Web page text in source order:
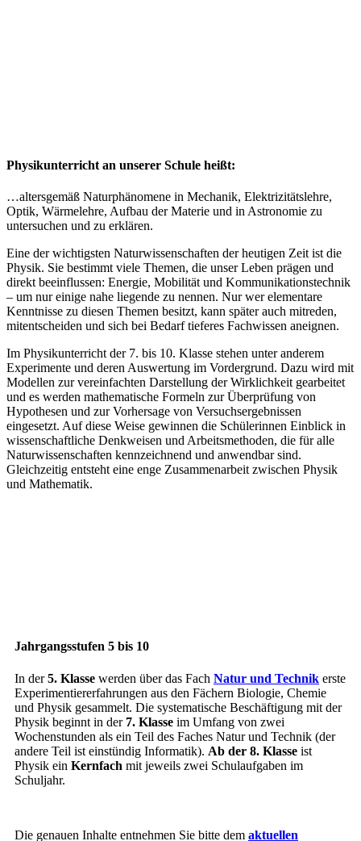
Physikunterricht an unserer Schule heißt:
…altersgemäß Naturphänomene in Mechanik, Elektrizitätslehre,
Optik, Wärmelehre, Aufbau der Materie und in Astronomie zu
untersuchen und zu erklären.
Eine der wichtigsten Naturwissenschaften der heutigen Zeit ist die
Physik. Sie bestimmt viele Themen, die unser Leben prägen und
direkt beeinflussen: Energie, Mobilität und Kommunikationstechnik
– um nur einige nahe liegende zu nennen. Nur wer elementare
Kenntnisse zu diesen Themen besitzt, kann später auch mitreden,
mitentscheiden und sich bei Bedarf tieferes Fachwissen aneignen.
Im Physikunterricht der 7. bis 10. Klasse stehen unter anderem
Experimente und deren Auswertung im Vordergrund. Dazu wird mit
Modellen zur vereinfachten Darstellung der Wirklichkeit gearbeitet
und es werden mathematische Formeln zur Überprüfung von
Hypothesen und zur Vorhersage von Versuchsergebnissen
eingesetzt. Auf diese Weise gewinnen die Schülerinnen Einblick in
wissenschaftliche Denkweisen und Arbeitsmethoden, die für alle
Naturwissenschaften kennzeichnend und anwendbar sind.
Gleichzeitig entsteht eine enge Zusammenarbeit zwischen Physik
und Mathematik.
Jahrgangsstufen 5 bis 10
In der5. Klasse werden über das Fach Natur und Technik erste
Experimentiererfahrungen aus den Fächern Biologie, Chemie
und Physik gesammelt. Die systematische Beschäftigung mit der
Physik beginnt in der 7. Klasse im Umfang von zwei
Wochenstunden als ein Teil des Faches Natur und Technik (der
andere Teil ist einstündig Informatik). Ab der 8. Klasse ist
Physik ein Kernfach mit jeweils zwei Schulaufgaben im
Schuljahr.
Die genauen Inhalte entnehmen Sie bitte dem aktuellen